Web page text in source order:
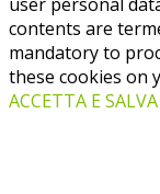
contents are
mandatory to
these cookies on
ACCETTA E SALVA